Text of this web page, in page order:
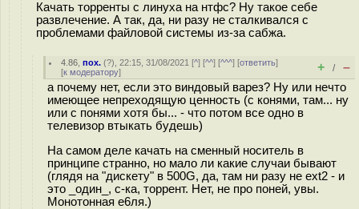
Качать торренты с линуха на нтфс? Ну такое себе
развлечение. А так, да, ни разу не сталкивался с
проблемами файловой системы из-за сабжа.
4.86 ,пох. (?), 22:15, 31/08/2021 [^] [^^] [^^^] [ответить]
[к модератору] + / –
а почему нет, если это виндовый варез? Ну или нечто
имеющее непреходящую ценность (с конями, там... ну
или с понями хотя бы... - что потом все одно в
телевизор втыкать будешь)
На самом деле качать на сменный носитель в
принципе странно, но мало ли какие случаи бывают
(глядя на "дискету" в 500G, да, там ни разу не ext2 - и
это _один_, с-ка, торрент. Нет, не про поней, увы.
Монотонная е6ля.)